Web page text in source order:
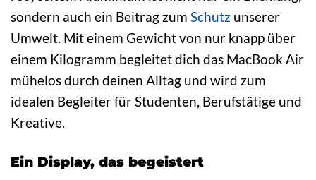
sondern auch ein Beitrag zum Schutz unserer
Umwelt. Mit einem Gewicht von nur knapp über
einem Kilogramm begleitet dich das MacBook Air
mühelos durch deinen Alltag und wird zum
idealen Begleiter für Studenten, Berufstätige und
Kreative.
Ein Display, das begeistert